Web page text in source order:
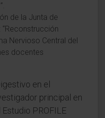
de la Junta de
Nervioso Central del
docentes
en el
principal en
PROFILE